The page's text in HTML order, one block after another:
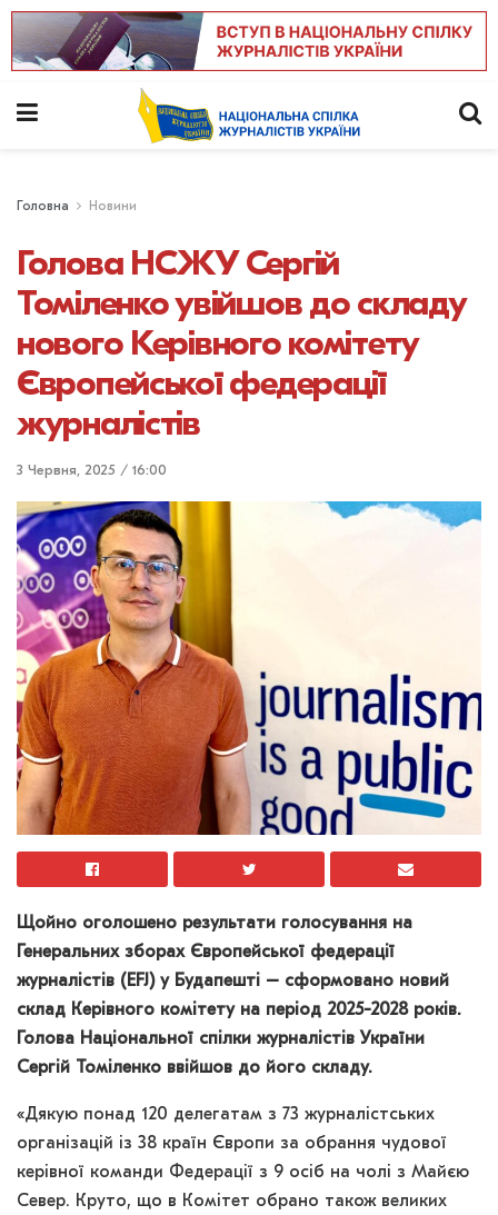
Головна Новини
Голова НСЖУ Сергій
Томіленко увійшов до складу
нового Керівного комітету
Європейської федерації
журналістів
3 Червня, 2025 / 16:00
Щойно оголошено результати голосування на
Генеральних зборах Європейської федерації
журналістів (EFJ) у Будапешті – сформовано новий
склад Керівного комітету на період 2025-2028 років.
Голова Національної спілки журналістів України
Сергій Томіленко ввійшов до його складу.
«Дякую понад 120 делегатам з 73 журналістських
організацій із 38 країн Європи за обрання чудової
керівної команди Федерації з 9 осіб на чолі з Майєю
Север. Круто, що в Комітет обрано також великих